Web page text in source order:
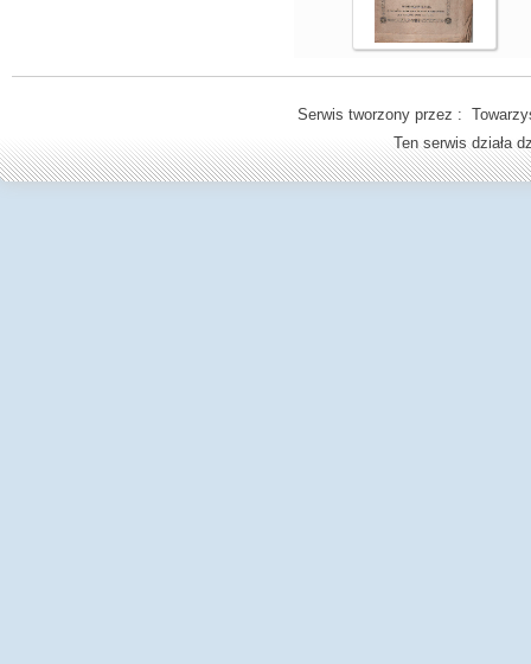
Serwis tworzony przez :
Ten serwis działa